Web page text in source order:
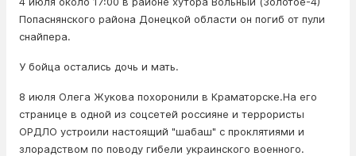
Попаснянского района Донецкой области он погиб от пули
снайпера.
У бойца остались дочь и мать.
8 июля Олега Жукова похоронили в Краматорске.На его
странице в одной из соцсетей россияне и террористы
ОРДЛО устроили настоящий "шабаш" с проклятиями и
злорадством по поводу гибели украинского военного.